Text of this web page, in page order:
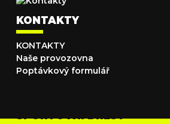
KONTAKTY
KONTAKTY
Naše provozovna
Poptávkový formulář
SPORTOVNÍ DRESY